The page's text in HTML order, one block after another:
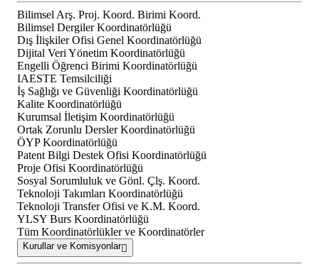
Bilimsel Arş. Proj. Koord. Birimi Koord.
Bilimsel Dergiler Koordinatörlüğü
Dış İlişkiler Ofisi Genel Koordinatörlüğü
Dijital Veri Yönetim Koordinatörlüğü
Engelli Öğrenci Birimi Koordinatörlüğü
IAESTE Temsilciliği
İş Sağlığı ve Güvenliği Koordinatörlüğü
Kalite Koordinatörlüğü
Kurumsal İletişim Koordinatörlüğü
Ortak Zorunlu Dersler Koordinatörlüğü
ÖYP Koordinatörlüğü
Patent Bilgi Destek Ofisi Koordinatörlüğü
Proje Ofisi Koordinatörlüğü
Sosyal Sorumluluk ve Gönl. Çlş. Koord.
Teknoloji Takımları Koordinatörlüğü
Teknoloji Transfer Ofisi ve K.M. Koord.
YLSY Burs Koordinatörlüğü
Tüm Koordinatörlükler ve Koordinatörler
Kurullar ve Komisyonlar